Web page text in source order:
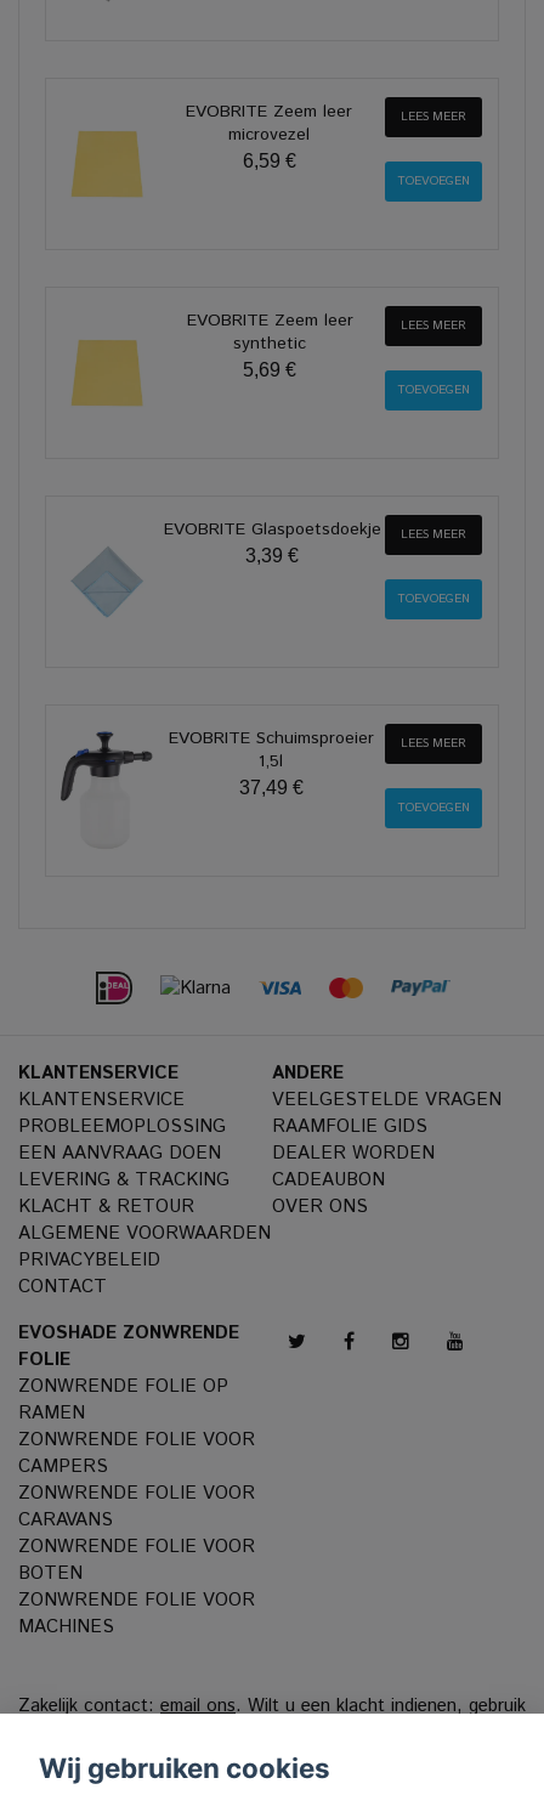
EVOBRITE Zeem leer
microvezel
6,59 €
LEES MEER
EVOBRITE Zeem leer
synthetic
5,69 €
LEES MEER
EVOBRITE Glaspoetsdoekje
3,39 €
LEES MEER
EVOBRITE Schuimsproeier
1,5l
37,49 €
LEES MEER
KLANTENSERVICE
KLANTENSERVICE
PROBLEEMOPLOSSING
EEN AANVRAAG DOEN
LEVERING & TRACKING
KLACHT & RETOUR
ALGEMENE VOORWAARDEN
PRIVACYBELEID
CONTACT
ANDERE
VEELGESTELDE VRAGEN
RAAMFOLIE GIDS
DEALER WORDEN
CADEAUBON
OVER ONS
EVOSHADE ZONWRENDE
FOLIE
ZONWRENDE FOLIE OP
RAMEN
ZONWRENDE FOLIE VOOR
CAMPERS
ZONWRENDE FOLIE VOOR
CARAVANS
ZONWRENDE FOLIE VOOR
BOTEN
ZONWRENDE FOLIE VOOR
MACHINES
Zakelijk contact: email ons. Wilt u een klacht indienen, gebruik
VAT reg. 556808-9659 EVO International AB, Norra
Wij gebruiken cookies